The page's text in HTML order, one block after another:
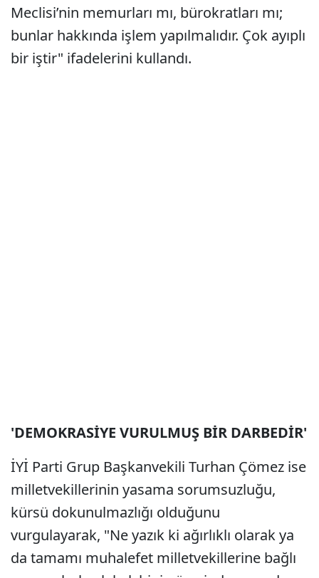
Meclisi’nin memurları mı, bürokratları mı;
bunlar hakkında işlem yapılmalıdır. Çok ayıplı
bir iştir" ifadelerini kullandı.
'DEMOKRASİYE VURULMUŞ BİR DARBEDİR'
İYİ Parti Grup Başkanvekili Turhan Çömez ise
milletvekillerinin yasama sorumsuzluğu,
kürsü dokunulmazlığı olduğunu
vurgulayarak, "Ne yazık ki ağırlıklı olarak ya
da tamamı muhalefet milletvekillerine bağlı